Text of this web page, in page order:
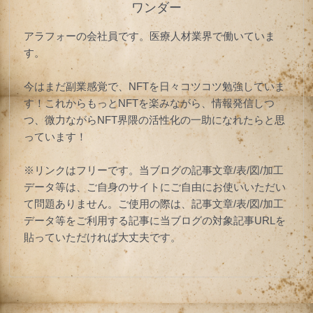
ワンダー
アラフォーの会社員です。医療人材業界で働いていま
す。
今はまだ副業感覚で、NFTを日々コツコツ勉強していま
す！これからもっとNFTを楽みながら、情報発信しつ
つ、微力ながらNFT界隈の活性化の一助になれたらと思
っています！
※リンクはフリーです。当ブログの記事文章/表/図/加工
データ等は、ご自身のサイトにご自由にお使いいただい
て問題ありません。ご使用の際は、記事文章/表/図/加工
データ等をご利用する記事に当ブログの対象記事URLを
貼っていただければ大丈夫です。